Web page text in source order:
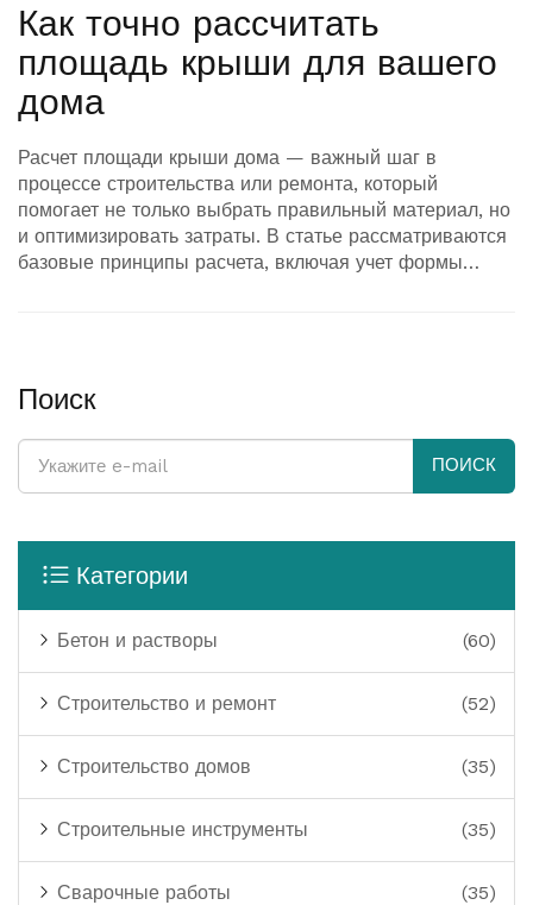
Как точно рассчитать
площадь крыши для вашего
дома
Расчет площади крыши дома — важный шаг в
процессе строительства или ремонта, который
помогает не только выбрать правильный материал, но
и оптимизировать затраты. В статье рассматриваются
базовые принципы расчета, включая учет формы
расходу, чтобы ваш проект был максимально
Поиск
ПОИСК
Категории
Бетон и растворы (60)
Строительство и ремонт (52)
Строительство домов (35)
Строительные инструменты (35)
Сварочные работы (35)